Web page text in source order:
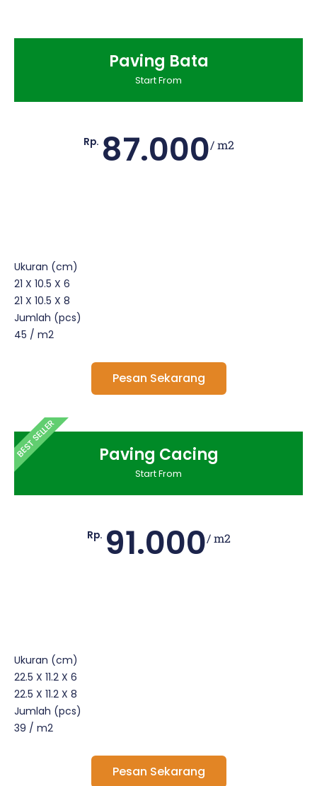
Paving Bata
Start From
Rp. 87.000/ m2
Ukuran (cm)
21 X 10.5 X 6
21 X 10.5 X 8
Jumlah (pcs)
45 / m2
Pesan Sekarang
BEST SELLER Paving Cacing
Start From
Rp. 91.000/ m2
Ukuran (cm)
22.5 X 11.2 X 6
22.5 X 11.2 X 8
Jumlah (pcs)
39 / m2
Pesan Sekarang